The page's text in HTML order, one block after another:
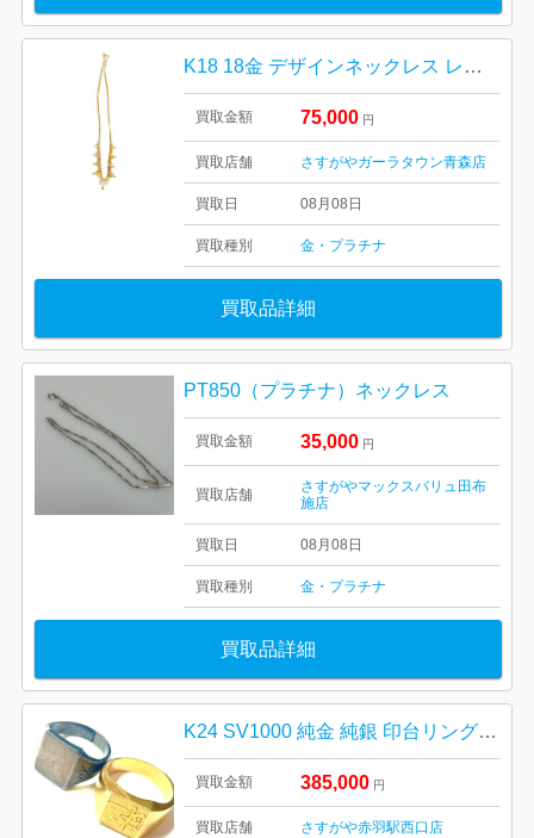
K18 18金 デザインネックレス レディース
買取金額 75,000 円
買取店舗 さすがやガーラタウン青森店
買取日 08月08日
買取種別 金・プラチナ
買取品詳細
PT850（プラチナ）ネックレス
買取金額 35,000 円
買取店舗
さすがやマックスバリュ田布
施店
買取日 08月08日
買取種別 金・プラチナ
買取品詳細
K24 SV1000 純金 純銀 印台リングアクセサリーおまとめ
買取金額 385,000 円
買取店舗 さすがや赤羽駅西口店